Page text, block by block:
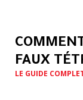
FAUX
LE GUIDE